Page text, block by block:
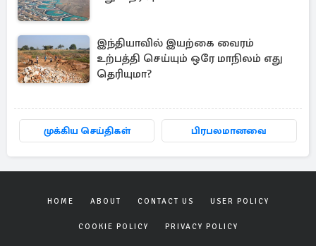
இந்தியாவில் இயற்கை வைரம்
உற்பத்தி செய்யும் ஒரே மாநிலம் எது
தெரியுமா?
முக்கிய செய்திகள் பிரபலமானவை
HOME ABOUT CONTACT US USER POLICY
COOKIE POLICY PRIVACY POLICY